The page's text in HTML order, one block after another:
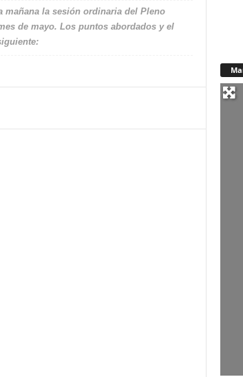
mañana la sesión ordinaria del Pleno
de mayo. Los puntos abordados y el